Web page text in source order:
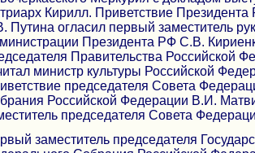
Кирилл. Приветствие
Путина огласил первый заместитель
Президента РФ С.В.
Правительства Российской
министр культуры Российской
председателя Совета
Российской Федерации В.И.
председателя Совета
заместитель председателя